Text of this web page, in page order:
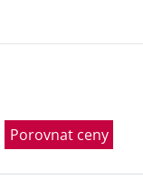
Porovnat ceny